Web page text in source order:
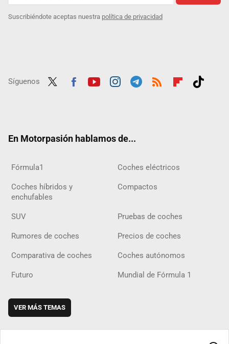
Suscribiéndote aceptas nuestra política de privacidad
Síguenos
En Motorpasión hablamos de...
Fórmula1 Coches eléctricos
Coches híbridos y
enchufables
Compactos
SUV Pruebas de coches
Rumores de coches Precios de coches
Comparativa de coches Coches autónomos
Futuro Mundial de Fórmula 1
VER MÁS TEMAS